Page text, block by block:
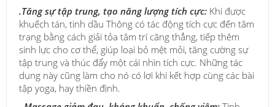
.Tăng sự tập trung, tạo năng lượng tích cực: Khi được
khuếch tán, tinh dầu Thông có tác động tích cực đến tâm
trạng bằng cách giải tỏa tâm trí căng thẳng, tiếp thêm
sinh lực cho cơ thể, giúp loại bỏ mệt mỏi, tăng cường sự
tập trung và thúc đẩy một cái nhìn tích cực. Những tác
dụng này cũng làm cho nó có lợi khi kết hợp cùng các bài
tập yoga, hay thiền định.